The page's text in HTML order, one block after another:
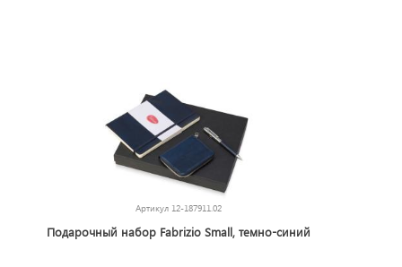
Артикул 12-187911.02
Подарочный набор Fabrizio Small, темно-синий